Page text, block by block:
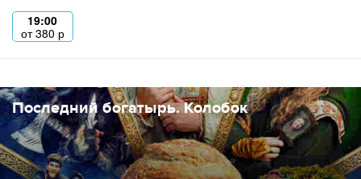
19:00
от380 р
Последний богатырь. Колобок